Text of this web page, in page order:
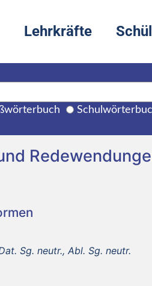
Lehrkräfte
Sg. neutr., Abl. Sg. neutr.